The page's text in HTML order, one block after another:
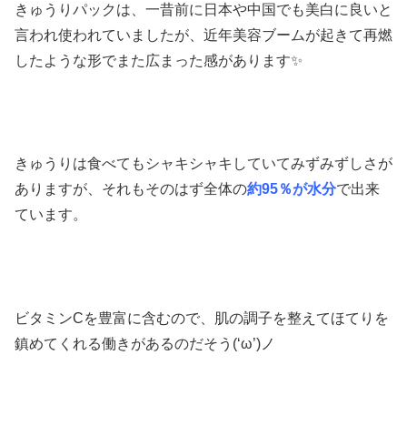
きゅうりパックは、一昔前に日本や中国でも美白に良いと
言われ使われていましたが、近年美容ブームが起きて再燃
したような形でまた広まった感があります✨
きゅうりは食べてもシャキシャキしていてみずみずしさが
ありますが、それもそのはず全体の約95％が水分で出来
ています。
ビタミンCを豊富に含むので、肌の調子を整えてほてりを
鎮めてくれる働きがあるのだそう(‘ω’)ノ